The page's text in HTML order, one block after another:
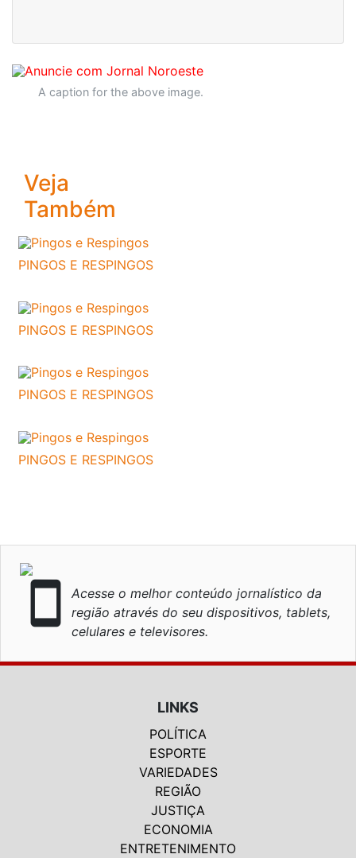
A caption for the above image.
Veja
Também
PINGOS E RESPINGOS
PINGOS E RESPINGOS
PINGOS E RESPINGOS
PINGOS E RESPINGOS
smartphone
Acesse o melhor conteúdo jornalístico da
região através do seu dispositivos, tablets,
celulares e televisores.
LINKS
POLÍTICA
ESPORTE
VARIEDADES
REGIÃO
JUSTIÇA
ECONOMIA
ENTRETENIMENTO